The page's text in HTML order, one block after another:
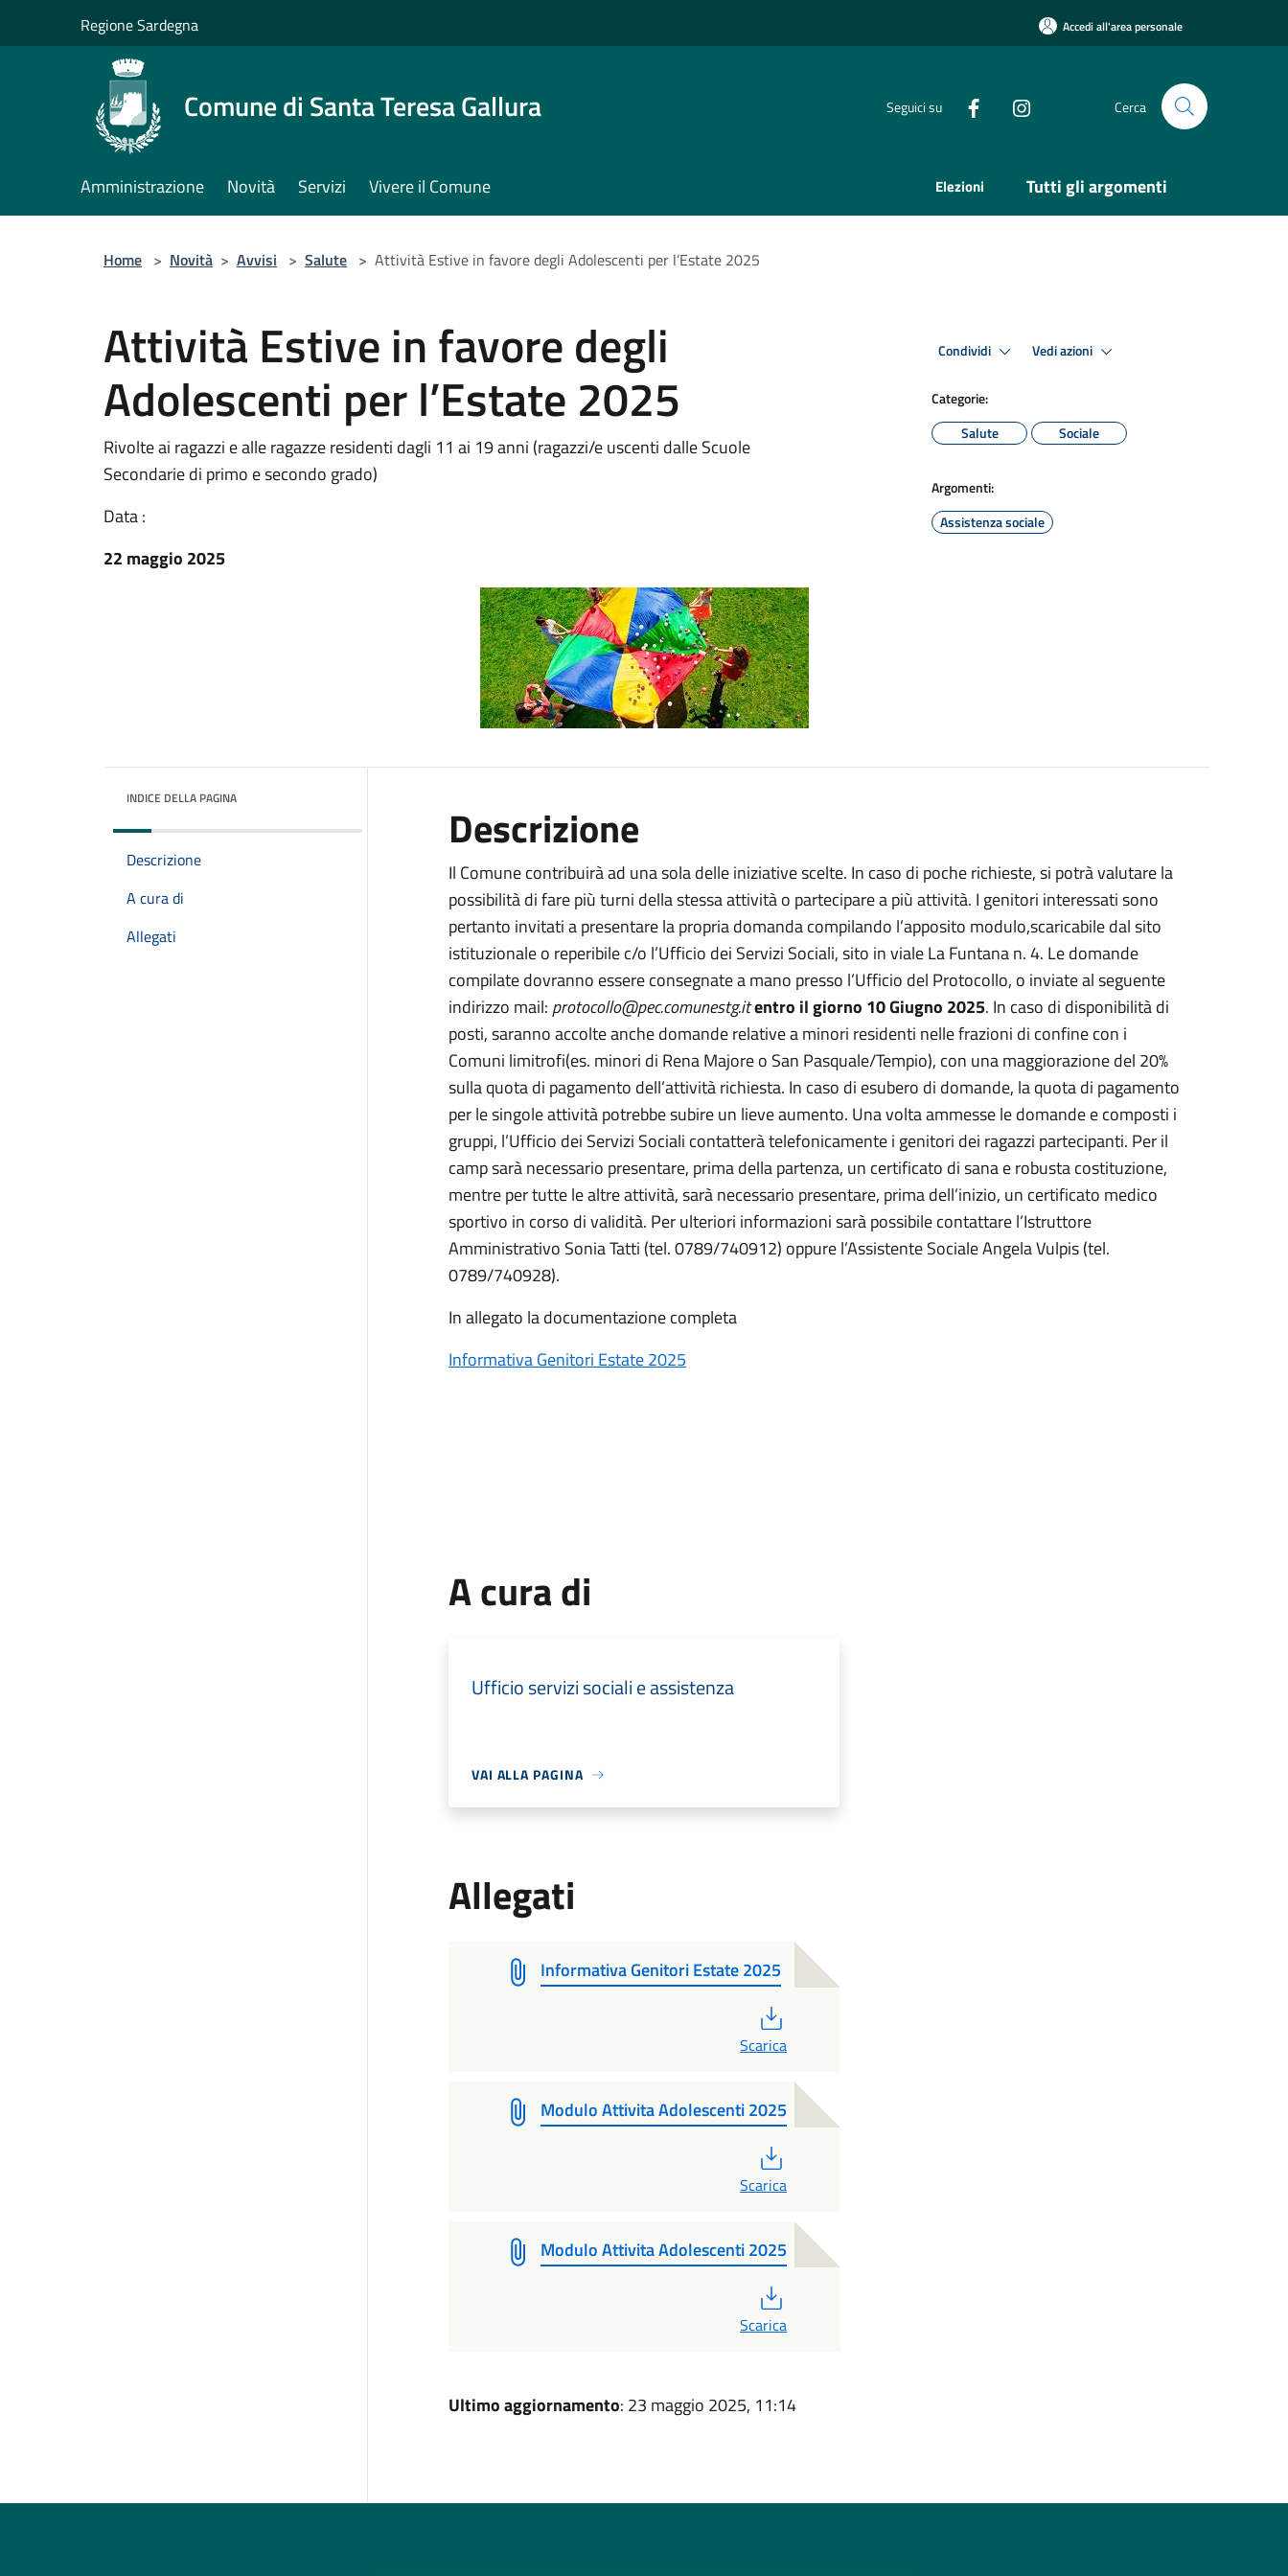
Regione Sardegna Accedi all'area personale
Comune di Santa Teresa Gallura Seguici su Cerca
Amministrazione Novità Servizi Vivere il Comune Elezioni Tutti gli argomenti
Home > Novità > Avvisi > Salute > Attività Estive in favore degli Adolescenti per l’Estate 2025
Attività Estive in favore degli
Adolescenti per l’Estate 2025
Rivolte ai ragazzi e alle ragazze residenti dagli 11 ai 19 anni (ragazzi/e uscenti dalle Scuole
Secondarie di primo e secondo grado)
Data :
22 maggio 2025
Condividi Vedi azioni
Categorie:
Salute
Sociale
Argomenti:
Assistenza sociale
INDICE DELLA PAGINA
Descrizione
A cura di
Allegati
Descrizione
Il Comune contribuirà ad una sola delle iniziative scelte. In caso di poche richieste, si potrà valutare la
possibilità di fare più turni della stessa attività o partecipare a più attività. I genitori interessati sono
pertanto invitati a presentare la propria domanda compilando l’apposito modulo,scaricabile dal sito
istituzionale o reperibile c/o l’Ufficio dei Servizi Sociali, sito in viale La Funtana n. 4. Le domande
compilate dovranno essere consegnate a mano presso l’Ufficio del Protocollo, o inviate al seguente
indirizzo mail: protocollo@pec.comunestg.itentro il giorno 10 Giugno 2025. In caso di disponibilità di
posti, saranno accolte anche domande relative a minori residenti nelle frazioni di confine con i
Comuni limitrofi(es. minori di Rena Majore o San Pasquale/Tempio), con una maggiorazione del 20%
sulla quota di pagamento dell’attività richiesta. In caso di esubero di domande, la quota di pagamento
per le singole attività potrebbe subire un lieve aumento. Una volta ammesse le domande e composti i
gruppi, l’Ufficio dei Servizi Sociali contatterà telefonicamente i genitori dei ragazzi partecipanti. Per il
camp sarà necessario presentare, prima della partenza, un certificato di sana e robusta costituzione,
mentre per tutte le altre attività, sarà necessario presentare, prima dell’inizio, un certificato medico
sportivo in corso di validità. Per ulteriori informazioni sarà possibile contattare l’Istruttore
Amministrativo Sonia Tatti (tel. 0789/740912) oppure l’Assistente Sociale Angela Vulpis (tel.
0789/740928).
In allegato la documentazione completa
Informativa Genitori Estate 2025
A cura di
Ufficio servizi sociali e assistenza
VAI ALLA PAGINA
Allegati
Informativa Genitori Estate 2025
Scarica
Modulo Attivita Adolescenti 2025
Scarica
Modulo Attivita Adolescenti 2025
Scarica
Ultimo aggiornamento: 23 maggio 2025, 11:14